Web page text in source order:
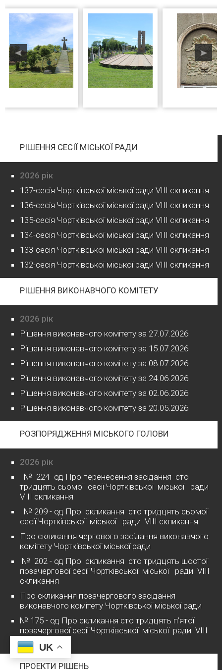
РІШЕННЯ СЕСІЇ МІСЬКОЇ РАДИ
2026 рік
137-сесія Чортківської міської ради VIII скликання
136-сесія Чортківської міської ради VIII скликання
135-сесія Чортківської міської ради VIII скликання
134-сесія Чортківської міської ради VIII скликання
133-сесія Чортківської міської ради VIII скликання
132-сесія Чортківської міської ради VIII скликання
РІШЕННЯ ВИКОНАВЧОГО КОМІТЕТУ
2026 рік
Рішення виконавчого комітету за 27.07.2026
Рішення виконавчого комітету за 15.07.2026
Рішення виконавчого комітету за 08.07.2026
Рішення виконавчого комітету за 24.06.2026
Рішення виконавчого комітету за 02.06.2026
Рішення виконавчого комітету за 20.05.2026
РОЗПОРЯДЖЕННЯ МІСЬКОГО ГОЛОВИ
2026 рік
№ 224- од Про перенесення засідання сто
тридцять сьомої сесії Чортківської міської ради
VІІІ скликання
№ 209 - од Про скликання сто тридцять сьомої
сесії Чортківської міської ради VІІІ скликання
Про скликання чергового засідання виконавчого
комітету Чортківської міської ради
№ 202 - од Про скликання сто тридцять шостої
позачергової сесії Чортківської міської ради VІІІ
скликання
Про скликання позачергового засідання
виконавчого комітету Чортківської міської ради
№ 175 - од Про скликання сто тридцять п’ятої
позачергової сесії Чортківської міської ради VІІІ
скликання
ПРОЕКТИ РІШЕНЬ
UK